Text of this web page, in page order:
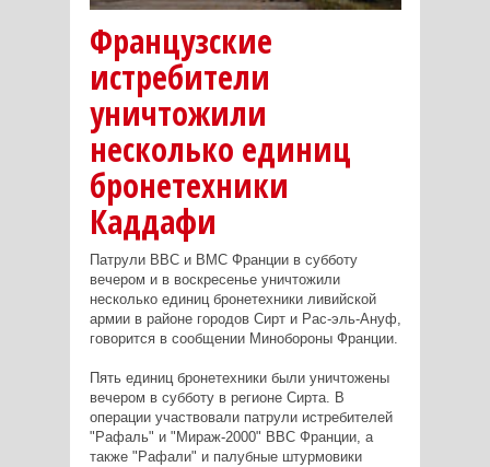
Французские
истребители
уничтожили
несколько единиц
бронетехники
Каддафи
Патрули ВВС и ВМС Франции в субботу
вечером и в воскресенье уничтожили
несколько единиц бронетехники ливийской
армии в районе городов Сирт и Рас-эль-Ануф,
говорится в сообщении Минобороны Франции.
Пять единиц бронетехники были уничтожены
вечером в субботу в регионе Сирта. В
операции участвовали патрули истребителей
"Рафаль" и "Мираж-2000" ВВС Франции, а
также "Рафали" и палубные штурмовики